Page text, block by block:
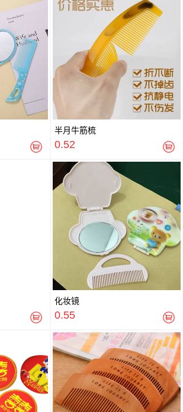
半月牛筋梳
0.52
化妆镜
0.55